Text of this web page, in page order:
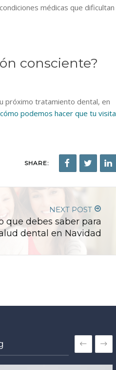
médicas que dificultan
consciente?
próximo tratamiento dental, en
podemos hacer que tu visita
SHARE:
NEXT POST
que debes saber para
dental en Navidad